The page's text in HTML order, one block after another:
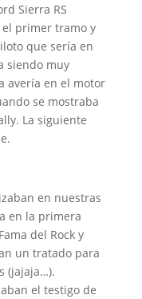
Sierra RS
primer tramo y
que sería en
siendo muy
avería en el motor
se mostraba
La siguiente
en nuestras
en la primera
del Rock y
un tratado para
(jajaja…).
el testigo de